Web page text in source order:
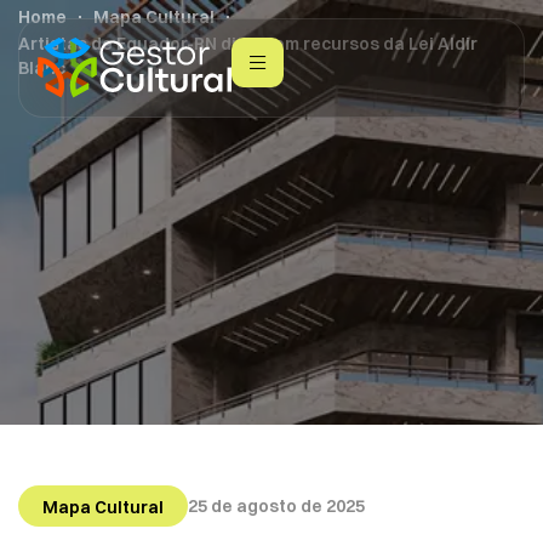
Home
Mapa Cultural
Artistas de Equador-RN discutem recursos da Lei Aldir
Blanc
Mapa Cultural 25 de agosto de 2025